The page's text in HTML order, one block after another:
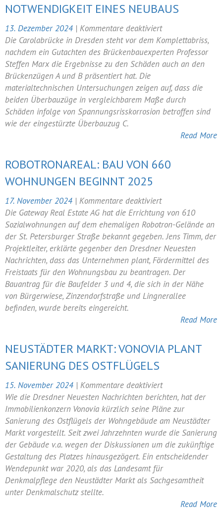
NOTWENDIGKEIT EINES NEUBAUS
13. Dezember 2024 | Kommentare deaktiviertfür
Carolabrücke:
Gutachten
bestätigt
eines
Neubaus
Die Carolabrücke in Dresden steht vor dem Komplettabriss,
nachdem ein Gutachten des Brückenbauexperten Professor
Steffen Marx die Ergebnisse zu den Schäden auch an den
Brückenzügen A und B präsentiert hat. Die
materialtechnischen Untersuchungen zeigen auf, dass die
beiden Überbauzüge in vergleichbarem Maße durch
Schäden infolge von Spannungsrisskorrosion betroffen sind
wie der eingestürzte Überbauzug C.
Read More
ROBOTRONAREAL: BAU VON 660
WOHNUNGEN BEGINNT 2025
17. November 2024 | Kommentare deaktiviertfür
Robotronareal:
Bau
von
660
Wohnungen
beginnt
2025
Die Gateway Real Estate AG hat die Errichtung von 610
Sozialwohnungen auf dem ehemaligen Robotron-Gelände an
der St. Petersburger Straße bekannt gegeben. Jens Timm, der
Projektleiter, erklärte gegenber den Dresdner Neuesten
Nachrichten, dass das Unternehmen plant, Fördermittel des
Freistaats für den Wohnungsbau zu beantragen. Der
Bauantrag für die Baufelder 3 und 4, die sich in der Nähe
von Bürgerwiese, Zinzendorfstraße und Lingnerallee
befinden, wurde bereits eingereicht.
Read More
NEUSTÄDTER MARKT: VONOVIA PLANT
SANIERUNG DES OSTFLÜGELS
15. November 2024 | Kommentare deaktiviertfür
Neustädter
Markt:
Vonovia
plant
Sanierung
des
Ostflügels
Wie die Dresdner Neuesten Nachrichten berichten, hat der
Immobilienkonzern Vonovia kürzlich seine Pläne zur
Sanierung des Ostflügels der Wohngebäude am Neustädter
Markt vorgestellt. Seit zwei Jahrzehnten wurde die Sanierung
der Gebäude v.a. wegen der Diskussionen um die zukünftige
Gestaltung des Platzes hinausgezögert. Ein entscheidender
Wendepunkt war 2020, als das Landesamt für
Denkmalpflege den Neustädter Markt als Sachgesamtheit
unter Denkmalschutz stellte.
Read More